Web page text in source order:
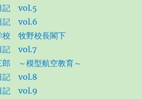
記 vol.5
記 vol.6
校 牧野校長閣下
記 vol.7
～模型航空教育～
記 vol.8
記 vol.9